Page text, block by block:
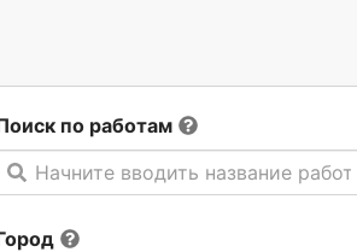
по работам
Начните вводить название работы